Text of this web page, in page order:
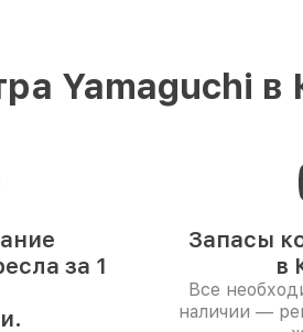
Yamaguchi в
за 1
Запасы
в
Все
наличии —